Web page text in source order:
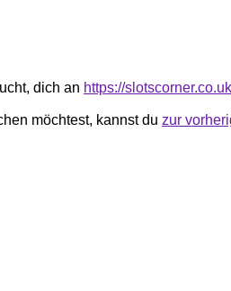
dich an https://slotscorner.co.uk
möchtest, kannst du zur